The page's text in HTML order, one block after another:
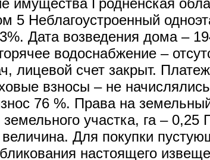
имущества Гродненская
5 Неблагоустроенный
Дата возведения дома –
водоснабжение –
лицевой счет закрыт.
взносы – не
76 %. Права на
участка, га –
Для покупки
настоящего